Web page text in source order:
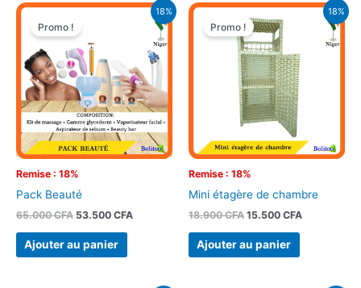
18%
Remise : 18%
Promo !
Pack Beauté
65.000CFA
Le
initial
était :
65.000 CFA.
53.500 CFA
Le
actuel
53.500 CFA.
Ajouter au panier
18%
Remise : 18%
Promo !
Mini étagère de chambre
18.900CFA
Le
prix
initial
était :
18.900 CFA.
15.500 CFA
Le
Ajouter au panier